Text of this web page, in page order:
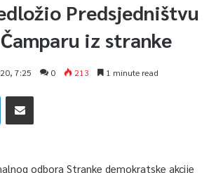
Predsjedništvu
iz stranke
7:25 0 213 1 minute read
odbora Stranke demokratske akcije